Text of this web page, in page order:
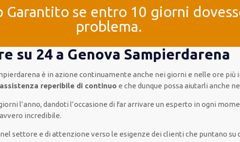
se entro 10 giorni
problema.
su 24 a Genova Sampierdarena
è in azione continuamente anche nei giorni e nelle ore più
assistenza reperibile di continuo e chedunque possa aiutarli anche
l’anno, dandoti l’occasione di fararrivare un esperto inogni
incredibile.
settore e di attenzione verso le esigenzedei clienti che puntano su